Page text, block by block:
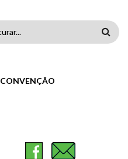
CONVENÇÃO